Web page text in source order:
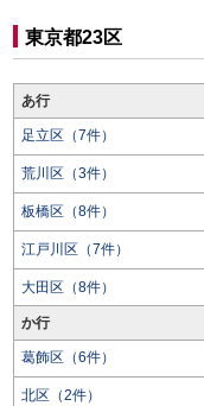
東京都23区
あ行
足立区（7件）
荒川区（3件）
板橋区（8件）
江戸川区（7件）
大田区（8件）
か行
葛飾区（6件）
北区（2件）